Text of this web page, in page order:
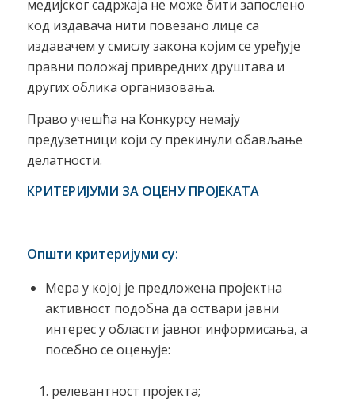
медијског садржаја не може бити запослено
код издавача нити повезано лице са
издавачем у смислу закона којим се уређује
правни положај привредних друштава и
других облика организовања.
Право учешћа на Конкурсу немају
предузетници који су прекинули обављање
делатности.
КРИТЕРИЈУМИ ЗА ОЦЕНУ ПРОЈЕКАТА
Општи критеријуми су:
Мера у којој је предложена пројектна
активност подобна да оствари јавни
интерес у области јавног информисања, а
посебно се оцењује:
релевантност пројекта;